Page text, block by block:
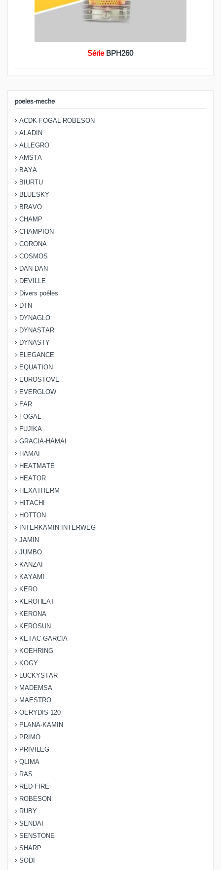
Série BPH260
poeles-meche
ACDK-FOGAL-ROBESON
ALADIN
ALLEGRO
AMSTA
BAYA
BIURTU
BLUESKY
BRAVO
CHAMP
CHAMPION
CORONA
COSMOS
DAN-DAN
DEVILLE
Divers poêles
DTN
DYNAGLO
DYNASTAR
DYNASTY
ELEGANCE
EQUATION
EUROSTOVE
EVERGLOW
FAR
FOGAL
FUJIKA
GRACIA-HAMAI
HAMAI
HEATMATE
HEATOR
HEXATHERM
HITACHI
HOTTON
INTERKAMIN-INTERWEG
JAMIN
JUMBO
KANZAI
KAYAMI
KERO
KEROHEAT
KERONA
KEROSUN
KETAC-GARCIA
KOEHRING
KOGY
LUCKYSTAR
MADEMSA
MAESTRO
OERYDIS-120
PLANA-KAMIN
PRIMO
PRIVILEG
QLIMA
RAS
RED-FIRE
ROBESON
RUBY
SENDAI
SENSTONE
SHARP
SODI